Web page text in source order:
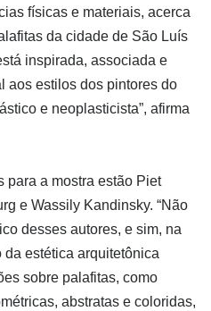
físicas e materiais, acerca
da cidade de São Luís
inspirada, associada e
aos estilos dos pintores do
e neoplasticista”, afirma
para a mostra estão Piet
e Wassily Kandinsky. “Não
desses autores, e sim, na
estética arquitetônica
sobre palafitas, como
abstratas e coloridas,